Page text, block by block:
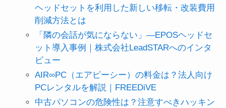
ヘッドセットを利用した新しい移転・改装費用
削減方法とは
「隣の会話が気にならない」—EPOSヘッドセ
ット導入事例｜株式会社LeadSTARへのインタ
ビュー
AIR∞PC（エアピーシー）の料金は？法人向け
PCレンタルを解説｜FREEDiVE
中古パソコンの危険性は？注意すべきハッキン